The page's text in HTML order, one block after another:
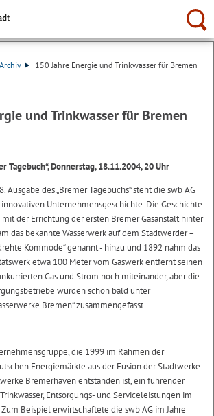
Archiv 150 Jahre Energie und Trinkwasser für Bremen
und Trinkwasser für Bremen
Tagebuch“, Donnerstag, 18.11.2004, 20 Uhr
des „Bremer Tagebuchs“ steht die swb AG
Unternehmensgeschichte. Die Geschichte
der Errichtung der ersten Bremer Gasanstalt hinter
das bekannte Wasserwerk auf dem Stadtwerder –
Kommode“ genannt - hinzu und 1892 nahm das
etwa 100 Meter vom Gaswerk entfernt seinen
Gas und Strom noch miteinander, aber die
wurden schon bald unter
Bremen“ zusammengefasst.
die 1999 im Rahmen der
Energiemärkte aus der Fusion der Stadtwerke
Bremerhaven entstanden ist, ein führender
Entsorgungs- und Serviceleistungen im
Beispiel erwirtschaftete die swb AG im Jahre